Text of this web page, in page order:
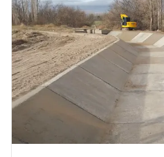
Normativa
Delegaciones
Generación y Riego SAU
Transparencia
Presupuesto